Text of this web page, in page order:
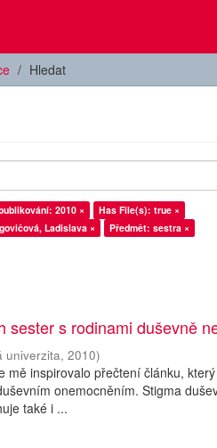
Hledat
2010 ×
Has File(s): true ×
Ladislava × Předmět: sestra ×
sester s rodinami duševně
univerzita,2010)
mě inspirovalo přečtení článku,
onemocněním. Stigma
také i ...